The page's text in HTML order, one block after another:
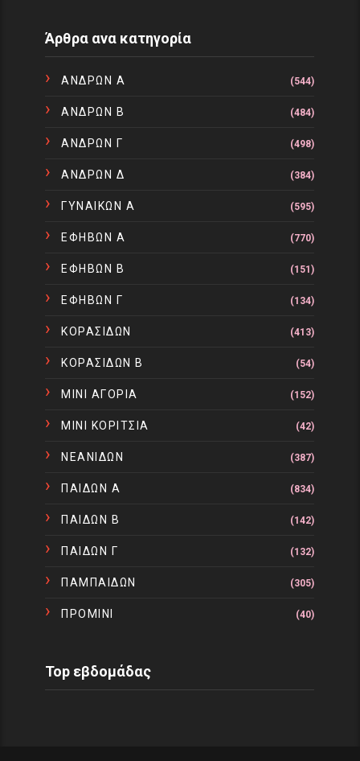
Άρθρα ανα κατηγορία
ΑΝΔΡΩΝ Α (544)
ΑΝΔΡΩΝ Β (484)
ΑΝΔΡΩΝ Γ (498)
ΑΝΔΡΩΝ Δ (384)
ΓΥΝΑΙΚΩΝ Α (595)
ΕΦΗΒΩΝ Α (770)
ΕΦΗΒΩΝ Β (151)
ΕΦΗΒΩΝ Γ (134)
ΚΟΡΑΣΙΔΩΝ (413)
ΚΟΡΑΣΙΔΩΝ Β (54)
ΜΙΝΙ ΑΓΟΡΙΑ (152)
ΜΙΝΙ ΚΟΡΙΤΣΙΑ (42)
ΝΕΑΝΙΔΩΝ (387)
ΠΑΙΔΩΝ Α (834)
ΠΑΙΔΩΝ Β (142)
ΠΑΙΔΩΝ Γ (132)
ΠΑΜΠΑΙΔΩΝ (305)
ΠΡΟΜΙΝΙ (40)
Top εβδομάδας